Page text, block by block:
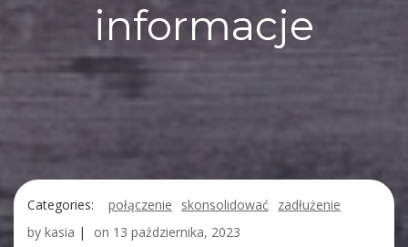
informacje
Categories: połączenie skonsolidować
zadłużenie
by kasia | on 13 października, 2023